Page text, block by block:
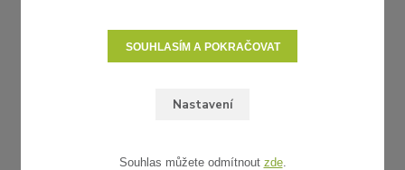
Nastavení
SOUHLASÍM A POKRAČOVAT
Souhlas můžete odmítnout zde.